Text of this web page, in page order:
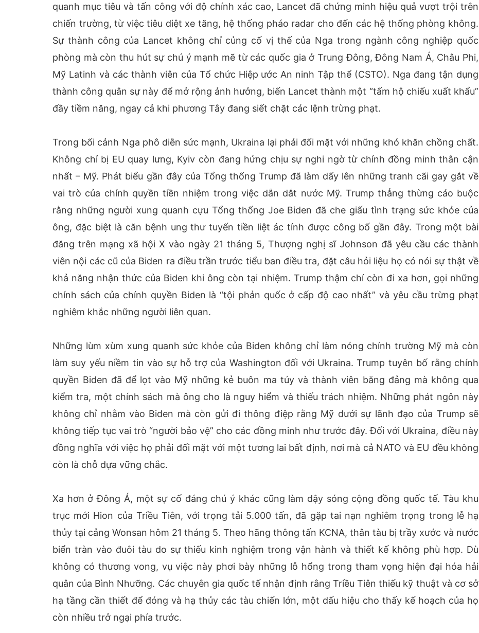
quanh mục tiêu và tấn công với độ chính xác cao, Lancet đã chứng minh hiệu quả vượt trội trên
chiến trường, từ việc tiêu diệt xe tăng, hệ thống pháo radar cho đến các hệ thống phòng không.
Sự thành công của Lancet không chỉ củng cố vị thế của Nga trong ngành công nghiệp quốc
phòng mà còn thu hút sự chú ý mạnh mẽ từ các quốc gia ở Trung Đông, Đông Nam Á, Châu Phi,
Mỹ Latinh và các thành viên của Tổ chức Hiệp ước An ninh Tập thể (CSTO). Nga đang tận dụng
thành công quân sự này để mở rộng ảnh hưởng, biến Lancet thành một “tấm hộ chiếu xuất khẩu”
đầy tiềm năng, ngay cả khi phương Tây đang siết chặt các lệnh trừng phạt.
Trong bối cảnh Nga phô diễn sức mạnh, Ukraina lại phải đối mặt với những khó khăn chồng chất.
Không chỉ bị EU quay lưng, Kyiv còn đang hứng chịu sự nghi ngờ từ chính đồng minh thân cận
nhất – Mỹ. Phát biểu gần đây của Tổng thống Trump đã làm dấy lên những tranh cãi gay gắt về
vai trò của chính quyền tiền nhiệm trong việc dẫn dắt nước Mỹ. Trump thẳng thừng cáo buộc
rằng những người xung quanh cựu Tổng thống Joe Biden đã che giấu tình trạng sức khỏe của
ông, đặc biệt là căn bệnh ung thư tuyến tiền liệt ác tính được công bố gần đây. Trong một bài
đăng trên mạng xã hội X vào ngày 21 tháng 5, Thượng nghị sĩ Johnson đã yêu cầu các thành
viên nội các cũ của Biden ra điều trần trước tiểu ban điều tra, đặt câu hỏi liệu họ có nói sự thật về
khả năng nhận thức của Biden khi ông còn tại nhiệm. Trump thậm chí còn đi xa hơn, gọi những
chính sách của chính quyền Biden là “tội phản quốc ở cấp độ cao nhất” và yêu cầu trừng phạt
nghiêm khắc những người liên quan.
Những lùm xùm xung quanh sức khỏe của Biden không chỉ làm nóng chính trường Mỹ mà còn
làm suy yếu niềm tin vào sự hỗ trợ của Washington đối với Ukraina. Trump tuyên bố rằng chính
quyền Biden đã để lọt vào Mỹ những kẻ buôn ma túy và thành viên băng đảng mà không qua
kiểm tra, một chính sách mà ông cho là nguy hiểm và thiếu trách nhiệm. Những phát ngôn này
không chỉ nhằm vào Biden mà còn gửi đi thông điệp rằng Mỹ dưới sự lãnh đạo của Trump sẽ
không tiếp tục vai trò “người bảo vệ” cho các đồng minh như trước đây. Đối với Ukraina, điều này
đồng nghĩa với việc họ phải đối mặt với một tương lai bất định, nơi mà cả NATO và EU đều không
còn là chỗ dựa vững chắc.
Xa hơn ở Đông Á, một sự cố đáng chú ý khác cũng làm dậy sóng cộng đồng quốc tế. Tàu khu
trục mới Hion của Triều Tiên, với trọng tải 5.000 tấn, đã gặp tai nạn nghiêm trọng trong lễ hạ
thủy tại cảng Wonsan hôm 21 tháng 5. Theo hãng thông tấn KCNA, thân tàu bị trầy xước và nước
biển tràn vào đuôi tàu do sự thiếu kinh nghiệm trong vận hành và thiết kế không phù hợp. Dù
không có thương vong, vụ việc này phơi bày những lỗ hổng trong tham vọng hiện đại hóa hải
quân của Bình Nhưỡng. Các chuyên gia quốc tế nhận định rằng Triều Tiên thiếu kỹ thuật và cơ sở
hạ tầng cần thiết để đóng và hạ thủy các tàu chiến lớn, một dấu hiệu cho thấy kế hoạch của họ
còn nhiều trở ngại phía trước.